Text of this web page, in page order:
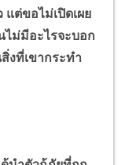
ต่ขอไม่เปิดเผย
ไม่มีอะไรจะบอก
งที่เขากระทำ